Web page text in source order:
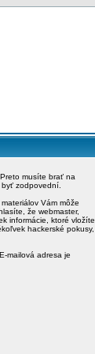
musíte brať na
zodpovední.
Vám môže
že webmaster,
informácie, ktoré vložíte
hackerské pokusy,
mailová adresa je